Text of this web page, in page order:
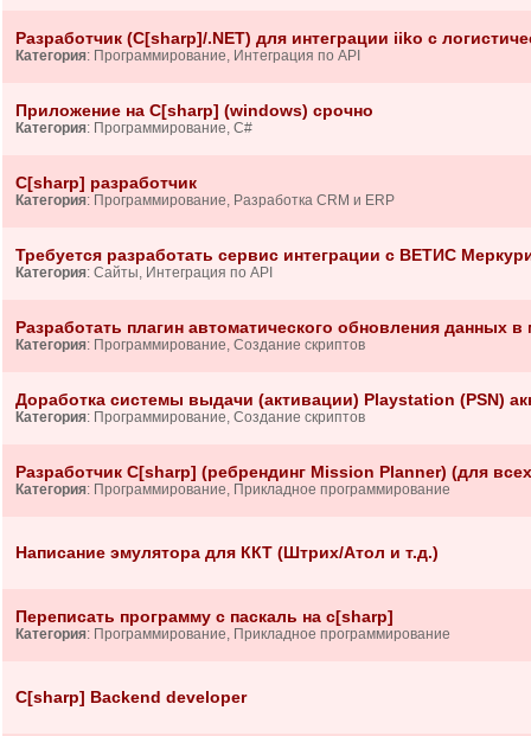
Разработчик (C[sharp]/.NET) для интеграции iiko с
Категория: Программирование, Интеграция по API
Приложение на C[sharp] (windows) срочно
Категория: Программирование, C#
С[sharp] разработчик
Категория: Программирование, Разработка CRM и ERP
Требуется разработать сервис интеграции с ВЕТИС
Категория: Сайты, Интеграция по API
Разработать плагин автоматического обновления данных
Категория: Программирование, Создание скриптов
Доработка системы выдачи (активации) Playstation (PSN)
Категория: Программирование, Создание скриптов
Разработчик C[sharp] (ребрендинг Mission Planner) (для
Категория: Программирование, Прикладное программирование
Написание эмулятора для ККТ (Штрих/Атол и т.д.)
Переписать программу с паскаль на c[sharp]
Категория: Программирование, Прикладное программирование
C[sharp] Backend developer